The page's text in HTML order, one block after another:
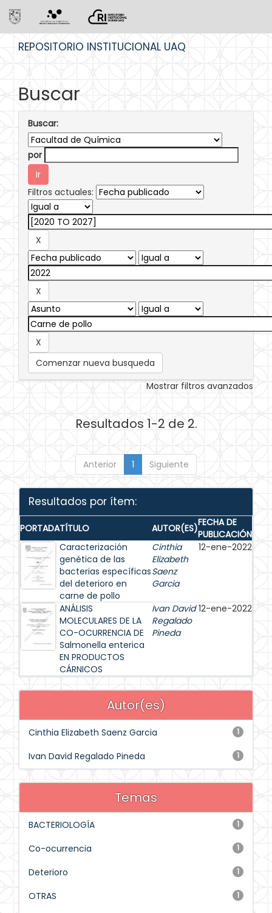
REPOSITORIO INSTITUCIONAL UAQ
Buscar
Buscar:
por
Filtros actuales:
Comenzar nueva busqueda
Mostrar filtros avanzados
Resultados 1-2 de 2.
Anterior 1 Siguiente
Resultados por ítem:
PORTADATÍTULO AUTOR(ES)FECHA DE
PUBLICACIÓN
Caracterización
genética de las
bacterias específicas
del deterioro en
carne de pollo
Cinthia
Elizabeth
Saenz
Garcia
12-ene-2022
ANÁLISIS
MOLECULARES DE LA
CO-OCURRENCIA DE
Salmonella enterica
EN PRODUCTOS
CÁRNICOS
Ivan David
Regalado
Pineda
12-ene-2022
Autor(es)
1
Cinthia Elizabeth Saenz Garcia
1
Ivan David Regalado Pineda
Temas
1
BACTERIOLOGÍA
1
Co-ocurrencia
1
Deterioro
1
OTRAS